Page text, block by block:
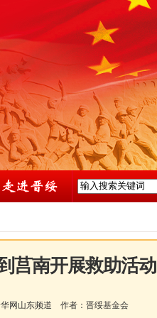
莒南开展救助活动
网山东频道 作者： 晋绥基金会